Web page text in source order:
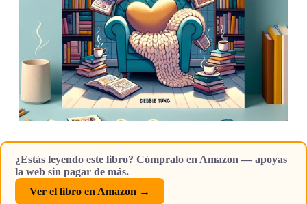
¿Estás leyendo este libro? Cómpralo en Amazon — apoyas
la web sin pagar de más.
Ver el libro en Amazon →